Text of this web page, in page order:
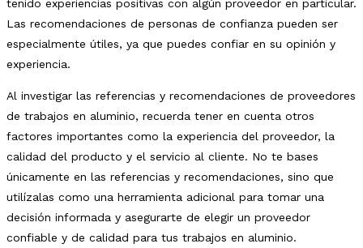
tenido experiencias positivas con algún proveedor en particular.
Las recomendaciones de personas de confianza pueden ser
especialmente útiles, ya que puedes confiar en su opinión y
experiencia.
Al investigar las referencias y recomendaciones de proveedores
de trabajos en aluminio, recuerda tener en cuenta otros
factores importantes como la experiencia del proveedor, la
calidad del producto y el servicio al cliente. No te bases
únicamente en las referencias y recomendaciones, sino que
utilízalas como una herramienta adicional para tomar una
decisión informada y asegurarte de elegir un proveedor
confiable y de calidad para tus trabajos en aluminio.